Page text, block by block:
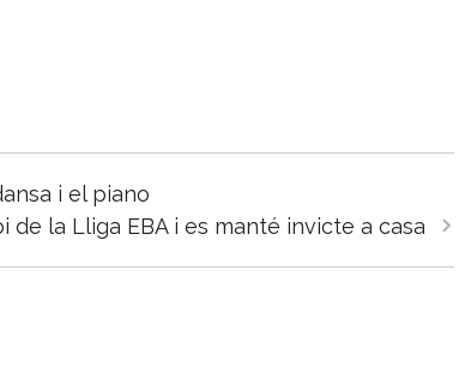
i el piano
de la Lliga EBA i es manté invicte a casa